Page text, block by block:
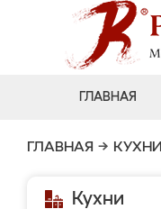
ГЛАВНАЯ
ГЛАВНАЯ → КУХНИ
Кухни